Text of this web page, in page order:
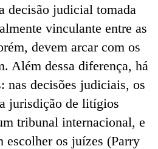
decisão judicial tomada
vinculante entre as
devem arcar com os
Além dessa diferença, há
nas decisões judiciais, os
jurisdição de litígios
tribunal internacional, e
escolher os juízes (Parry